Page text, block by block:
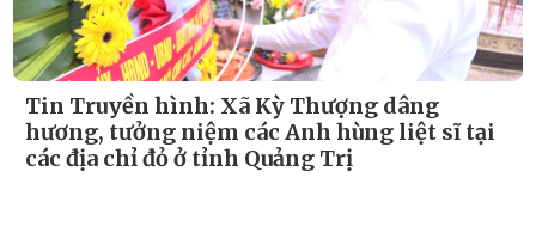
Tin Truyền hình: Xã Kỳ Thượng tổ chức
hành trình tri ân, dâng hương tại các địa chỉ
đỏ nhân kỷ niệm 79 năm Ngày Thương